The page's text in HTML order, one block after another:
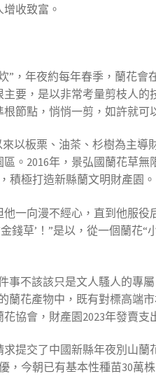
收致富。
，年夜約每年春季，蘭花
要，是以非常考量剪枝人
節點，悄悄一剪，如許就可
以板栗、油茶、杉樹為主
。2016年，景弘國蘭花草無
積極打造新縣蘭文明財產園。
一向漫不經心，直到他服
錢草’！”是以，從一個蘭花
不該該只是文人騷人的專
花產物中，既有對標高端
協會，財產園2023年發賣支
提交了中國新縣年夜別山
今朝已有基本性種苗30萬